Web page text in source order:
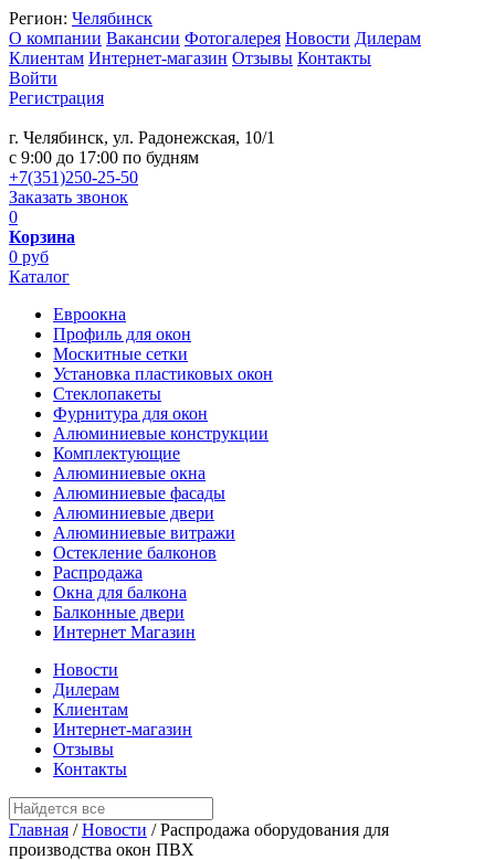
Регион: Челябинск
О компании Вакансии Фотогалерея Новости Дилерам
Клиентам Интернет-магазин Отзывы Контакты
Войти
Регистрация
г. Челябинск, ул. Радонежская, 10/1
c 9:00 до 17:00 по будням
+7(351)250-25-50
Заказать звонок
0
Корзина
0 руб
Каталог
Евроокна
Профиль для окон
Москитные сетки
Установка пластиковых окон
Стеклопакеты
Фурнитура для окон
Алюминиевые конструкции
Комплектующие
Алюминиевые окна
Алюминиевые фасады
Алюминиевые двери
Алюминиевые витражи
Остекление балконов
Распродажа
Окна для балкона
Балконные двери
Интернет Магазин
Новости
Дилерам
Клиентам
Интернет-магазин
Отзывы
Контакты
Главная / Новости /Распродажа оборудования для
производства окон ПВХ